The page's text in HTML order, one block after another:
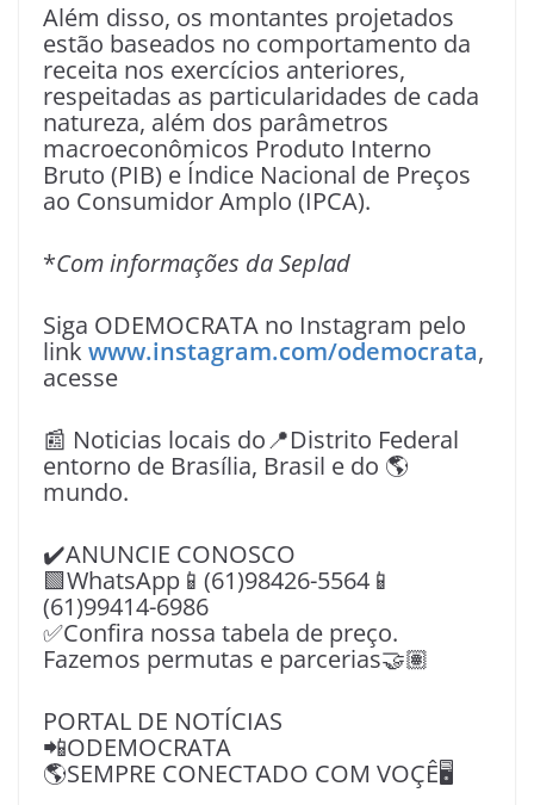
Além disso, os montantes projetados
estão baseados no comportamento da
receita nos exercícios anteriores,
respeitadas as particularidades de cada
natureza, além dos parâmetros
macroeconômicos Produto Interno
Bruto (PIB) e Índice Nacional de Preços
ao Consumidor Amplo (IPCA).
*Com informações da Seplad
Siga ODEMOCRATA no Instagram pelo
link www.instagram.com/odemocrata,
acesse
📰 Noticias locais do📍Distrito Federal
entorno de Brasília, Brasil e do 🌎
mundo.
✔️ANUNCIE CONOSCO
🟩WhatsApp📱(61)98426-5564📱
(61)99414-6986
✅Confira nossa tabela de preço.
Fazemos permutas e parcerias🤝🏽
PORTAL DE NOTÍCIAS
📲ODEMOCRATA
🌎SEMPRE CONECTADO COM VOÇÊ🖥️